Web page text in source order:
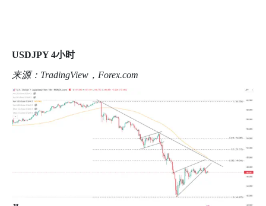
USDJPY 4小时
来源： TradingView ， Forex.com